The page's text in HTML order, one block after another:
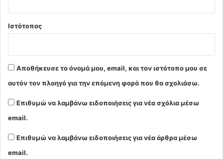
Ιστότοπος
Αποθήκευσε το όνομά μου, email, και τον ιστότοπο μου σε
αυτόν τον πλοηγό για την επόμενη φορά που θα σχολιάσω.
Επιθυμώ να λαμβάνω ειδοποιήσεις για νέα σχόλια μέσω
email.
Επιθυμώ να λαμβάνω ειδοποιήσεις για νέα άρθρα μέσω
email.